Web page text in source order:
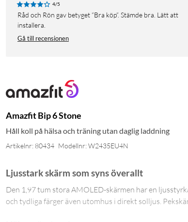
4/5
Råd och Rön gav betyget ”Bra köp”. Stämde bra. Lätt att
installera.
Gå till recensionen
Amazfit Bip 6 Stone
Håll koll på hälsa och träning utan daglig laddning
Artikelnr: 80434 Modellnr: W2435EU4N
Ljusstark skärm som syns överallt
Den 1,97 tum stora AMOLED-skärmen har en
och tydliga färger även utomhus i direkt solljus.